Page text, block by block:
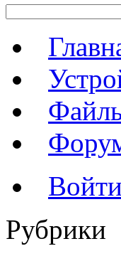
Войти
Рубрики